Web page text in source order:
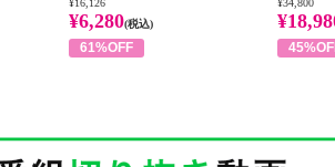
¥16,126
¥6,280(税込)
61%OFF
¥34,800